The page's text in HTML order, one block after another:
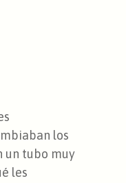
los
un tubo muy
les